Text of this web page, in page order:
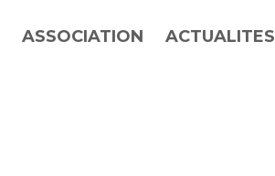
ASSOCIATION ACTUALITES